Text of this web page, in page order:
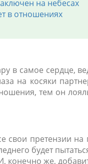
на небесах
в отношениях
в самое сердце,
на косяки
тем он
свои претензии
будет
конечно же,